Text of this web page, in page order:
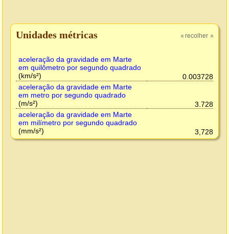
» recolher»
Unidades métricas
aceleração da gravidade em Marte
em quilômetro por segundo quadrado
(km/s²)
0.003728
aceleração da gravidade em Marte
em metro por segundo quadrado
(m/s²)
3.728
aceleração da gravidade em Marte
em milímetro por segundo quadrado
(mm/s²)
3,728